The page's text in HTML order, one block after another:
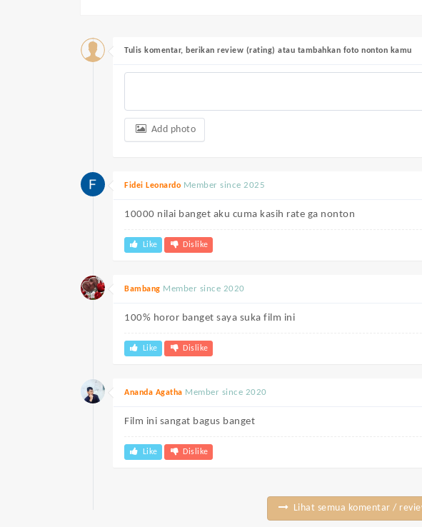
Tulis komentar, berikan review (rating) atau tambahkan foto nonton kamu
Add photo
Fidei Leonardo Member since 2025
10000 nilai banget aku cuma kasih rate ga nonton
Like Dislike
Bambang Member since 2020
100% horor banget saya suka film ini
Like Dislike
Ananda Agatha Member since 2020
Film ini sangat bagus banget
Like Dislike
Lihat semua komentar /